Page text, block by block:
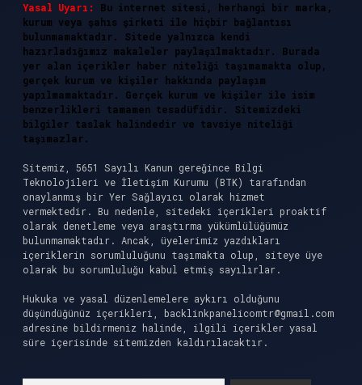
Yasal Uyarı:
Bu internet sitesi, herhangi bir marka,
kurum veya şahıs şirketi ile hiçbir bağlantısı
bulunmamaktadır. Sitede yalnızca kendi
hazırladığımız makaleler paylaşılmaktadır. Burada
yer alan içerikler haber niteliği taşımamakta olup,
gerçek kurum ve kişiler hakkında paylaşım
yapılmamaktadır. Gerçek kurum ve kişiler ile isim
benzerlikleri tamamen tesadüfidir. Sitemizdeki
bilgiler taslak halindedir ve tavsiye niteliği
taşımazlar.
Sitemiz, 5651 Sayılı Kanun gereğince Bilgi
Teknolojileri ve İletişim Kurumu (BTK) tarafından
onaylanmış bir Yer Sağlayıcı olarak hizmet
vermektedir. Bu nedenle, sitedeki içerikleri proaktif
olarak denetleme veya araştırma yükümlülüğümüz
bulunmamaktadır. Ancak, üyelerimiz yazdıkları
içeriklerin sorumluluğunu taşımakta olup, siteye üye
olarak bu sorumluluğu kabul etmiş sayılırlar.
Hukuka ve yasal düzenlemelere aykırı olduğunu
düşündüğünüz içerikleri, backlinkpanelicomtr@gmail.com
adresine bildirmeniz halinde, ilgili içerikler yasal
süre içerisinde sitemizden kaldırılacaktır.